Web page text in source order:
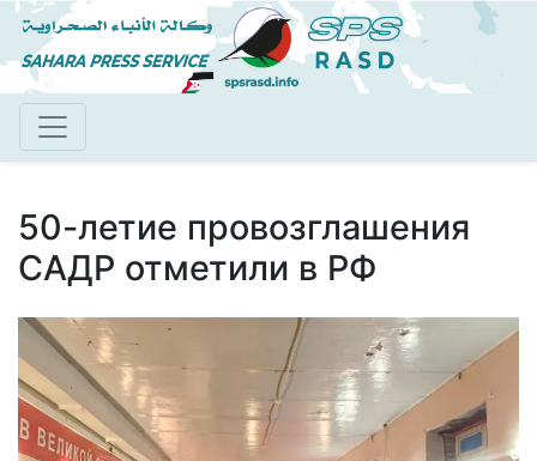
Перейти
к
основному
50-летие провозглашения
САДР отметили в РФ